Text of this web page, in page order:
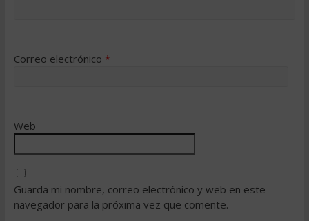
Correo electrónico *
Web
Guarda mi nombre, correo electrónico y web en este
navegador para la próxima vez que comente.